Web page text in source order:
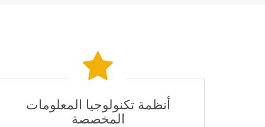
أنظمة تكنولوجيا المعلومات
المخصصة